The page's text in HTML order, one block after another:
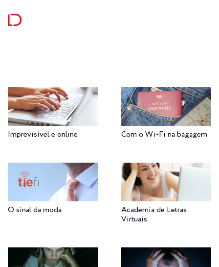
Imprevisível e online Com o Wi-Fi na bagagem
O sinal da moda
Academia de Letras
Virtuais